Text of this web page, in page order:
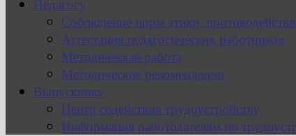
Педагогу
Соблюдение норм этики,
Аттестация педагогических работников
Методическая работа
Методические рекомендации
Выпускнику
Центр содействия трудоустройству
Информация работодателям по